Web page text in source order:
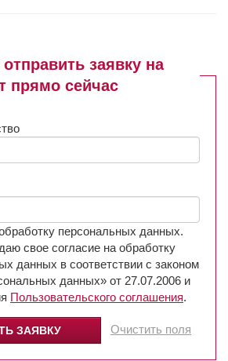
заявку на
прямо сейчас
персональных данных.
свое согласие на обработку
данных в соответствии с законом
данных» от 27.07.2006 и
Пользовательского соглашения.
Очистить поля